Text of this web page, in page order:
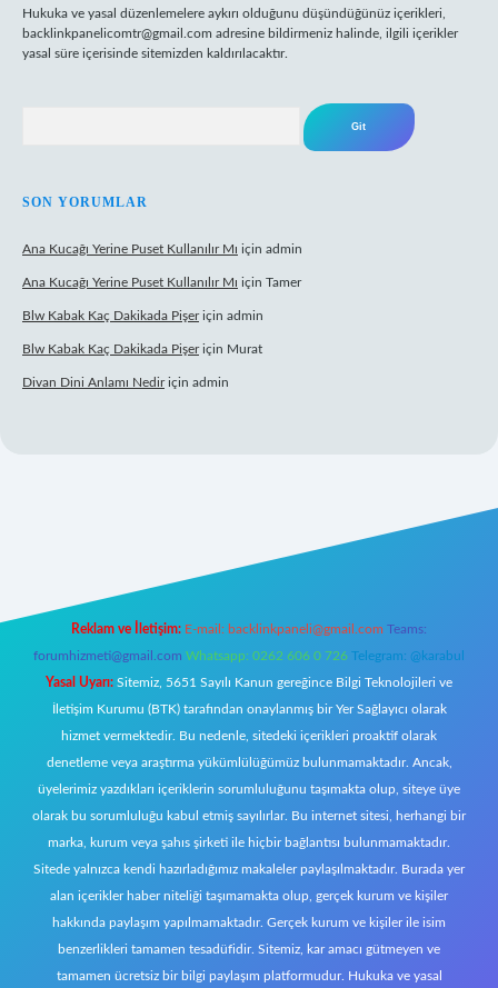
Hukuka ve yasal düzenlemelere aykırı olduğunu düşündüğünüz içerikleri,
backlinkpanelicomtr@gmail.com adresine bildirmeniz halinde, ilgili içerikler
yasal süre içerisinde sitemizden kaldırılacaktır.
SON YORUMLAR
Ana Kucağı Yerine Puset Kullanılır Mı için admin
Ana Kucağı Yerine Puset Kullanılır Mı için Tamer
Blw Kabak Kaç Dakikada Pişeriçin admin
Blw Kabak Kaç Dakikada Pişeriçin Murat
Divan Dini Anlamı Nediriçin admin
Reklam ve İletişim: E-mail: backlinkpaneli@gmail.com Teams:
forumhizmeti@gmail.com Whatsapp: 0262 606 0 726 Telegram: @karabul
Yasal Uyarı: Sitemiz, 5651 Sayılı Kanun gereğince Bilgi Teknolojileri ve
İletişim Kurumu (BTK) tarafından onaylanmış bir Yer Sağlayıcı olarak
hizmet vermektedir. Bu nedenle, sitedeki içerikleri proaktif olarak
denetleme veya araştırma yükümlülüğümüz bulunmamaktadır. Ancak,
üyelerimiz yazdıkları içeriklerin sorumluluğunu taşımakta olup, siteye üye
olarak bu sorumluluğu kabul etmiş sayılırlar. Bu internet sitesi, herhangi bir
marka, kurum veya şahıs şirketi ile hiçbir bağlantısı bulunmamaktadır.
Sitede yalnızca kendi hazırladığımız makaleler paylaşılmaktadır. Burada yer
alan içerikler haber niteliği taşımamakta olup, gerçek kurum ve kişiler
hakkında paylaşım yapılmamaktadır. Gerçek kurum ve kişiler ile isim
benzerlikleri tamamen tesadüfidir. Sitemiz, kar amacı gütmeyen ve
tamamen ücretsiz bir bilgi paylaşım platformudur. Hukuka ve yasal